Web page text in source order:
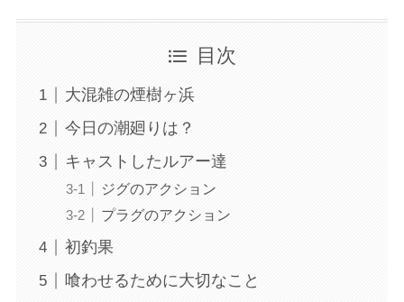
目次
大混雑の煙樹ヶ浜
今日の潮廻りは？
キャストしたルアー達
ジグのアクション
プラグのアクション
初釣果
喰わせるために大切なこと